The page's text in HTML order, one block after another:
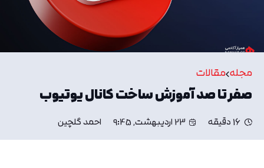
مجله مقالات
صفر تا صد آموزش ساخت کانال یوتیوب
16 دقیقه 23 اردیبهشت, 9:45 احمد گلچین